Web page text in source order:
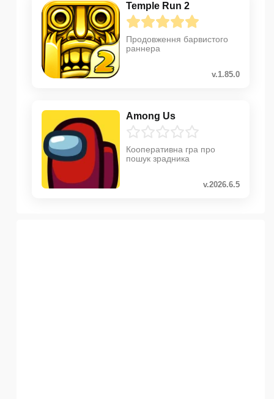
Temple Run 2
Продовження барвистого
раннера
v.1.85.0
Among Us
Кооперативна гра про
пошук зрадника
v.2026.6.5